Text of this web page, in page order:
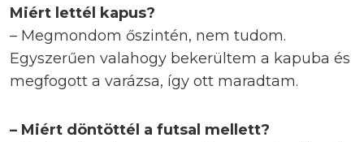
Miért lettél kapus?
– Megmondom őszintén, nem tudom.
Egyszerűen valahogy bekerültem a kapuba és
megfogott a varázsa, így ott maradtam.
– Miért döntöttél a futsal mellett?